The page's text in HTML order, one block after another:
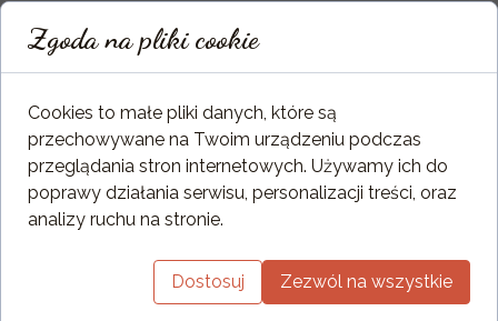
Zgoda na pliki cookie
Cookies to małe pliki danych, które są
przechowywane na Twoim urządzeniu podczas
przeglądania stron internetowych. Używamy ich do
poprawy działania serwisu, personalizacji treści, oraz
analizy ruchu na stronie.
Dostosuj Zezwól na wszystkie